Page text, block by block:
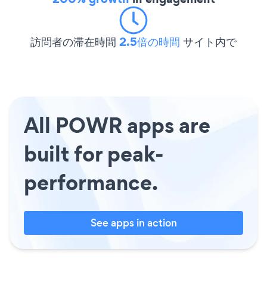
訪問者の滞在時間 2.5倍の時間 サイト内で
All POWR apps are
built for peak-
performance.
See apps in action